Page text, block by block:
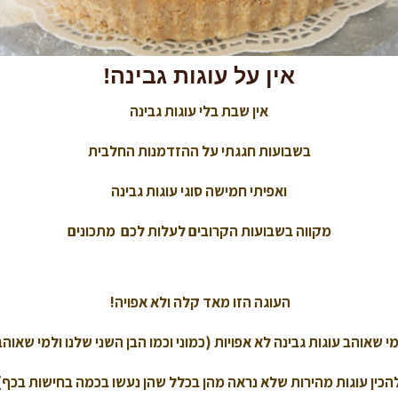
אין על עוגות גבינה!
אין שבת בלי עוגות גבינה
בשבועות חגגתי על ההזדמנות החלבית
ואפיתי חמישה סוגי עוגות גבינה
מקווה בשבועות הקרובים לעלות לכם מתכונים
העוגה הזו מאד קלה ולא אפויה!
שאוהב עוגות גבינה לא אפויות (כמוני וכמו הבן השני שלנו ולמי
עוגות מהירות שלא נראה מהן בכלל שהן נעשו בכמה בחישות